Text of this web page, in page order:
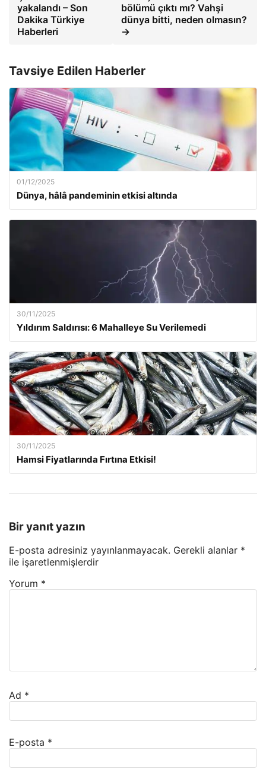
yakalandı – Son
Dakika Türkiye
Haberleri
bölümü çıktı mı? Vahşi
dünya bitti, neden olmasın?
→
Tavsiye Edilen Haberler
01/12/2025
Dünya, hâlâ pandeminin etkisi altında
30/11/2025
Yıldırım Saldırısı: 6 Mahalleye Su Verilemedi
30/11/2025
Hamsi Fiyatlarında Fırtına Etkisi!
Bir yanıt yazın
E-posta adresiniz yayınlanmayacak. Gerekli alanlar *
ile işaretlenmişlerdir
Yorum *
Ad *
E-posta *